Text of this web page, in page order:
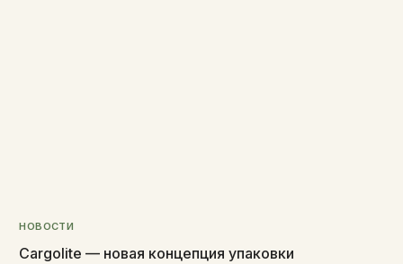
НОВОСТИ
Cargolite — новая концепция упаковки